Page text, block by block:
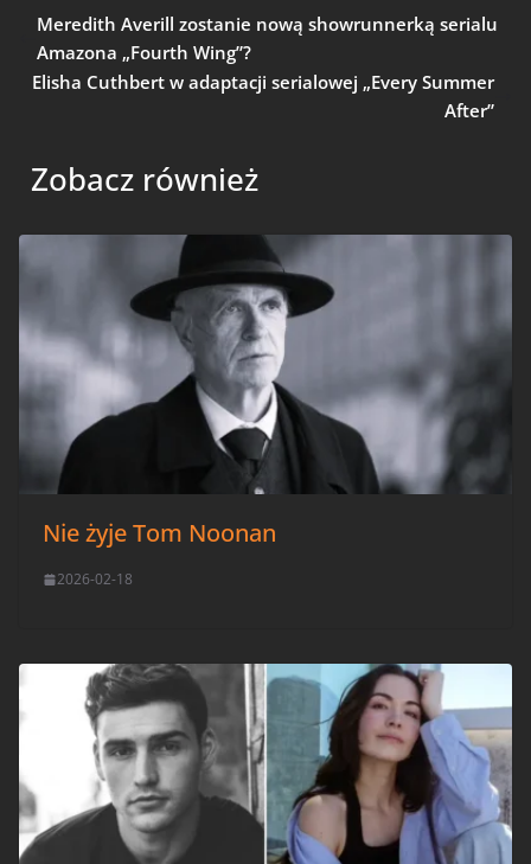
Meredith Averill zostanie nową showrunnerką serialu
Amazona „Fourth Wing”?
Elisha Cuthbert w adaptacji serialowej „Every Summer
After”
Zobacz również
Nie żyje Tom Noonan
2026-02-18